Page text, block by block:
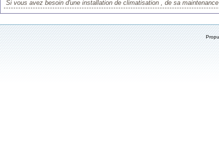
Si vous avez besoin d'une installation de climatisation , de sa